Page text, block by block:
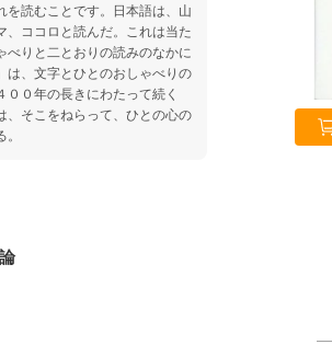
を読むことです。日本語は、山
、ココロと読んだ。これは当た
べりと二とおりの読みのなかに
は、文字とひとのおしゃべりの
０年の長きにわたって続く
、そこをねらって、ひとの心の